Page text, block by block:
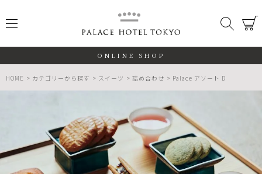
検索
ONLINE SHOP
HOME カテゴリーから探す スイーツ 詰め合わせ Palace アソート D
ALL
期間限定